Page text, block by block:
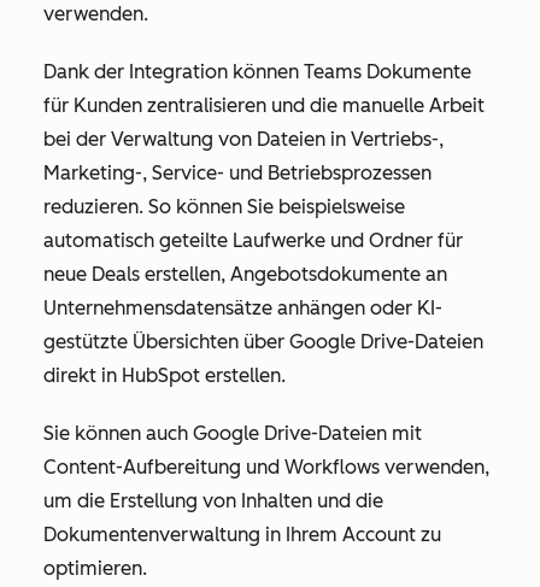
verwenden.
Dank der Integration können Teams Dokumente
für Kunden zentralisieren und die manuelle Arbeit
bei der Verwaltung von Dateien in Vertriebs-,
Marketing-, Service- und Betriebsprozessen
reduzieren. So können Sie beispielsweise
automatisch geteilte Laufwerke und Ordner für
neue Deals erstellen, Angebotsdokumente an
Unternehmensdatensätze anhängen oder KI-
gestützte Übersichten über Google Drive-Dateien
direkt in HubSpot erstellen.
Sie können auch Google Drive-Dateien mit
Content-Aufbereitung und Workflows verwenden,
um die Erstellung von Inhalten und die
Dokumentenverwaltung in Ihrem Account zu
optimieren.